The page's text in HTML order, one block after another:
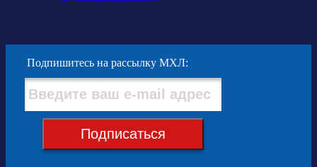
Подпишитесь на рассылку МХЛ:
Подписаться